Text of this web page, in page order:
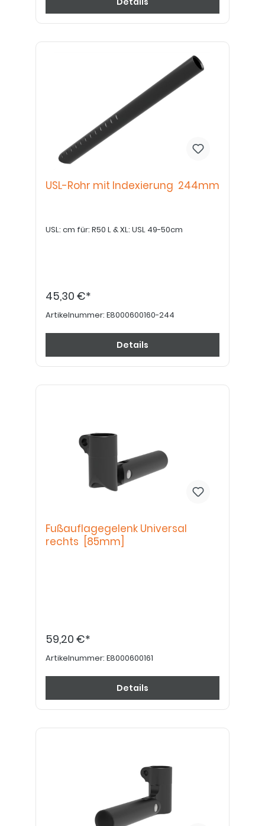
USL-Rohr mit Indexierung 244mm
USL: cm für: R50 L & XL: USL 49-50cm
45,30 €*
Artikelnummer: E8000600160-244
Details
Fußauflagegelenk Universal
rechts [85mm]
59,20 €*
Artikelnummer: E8000600161
Details